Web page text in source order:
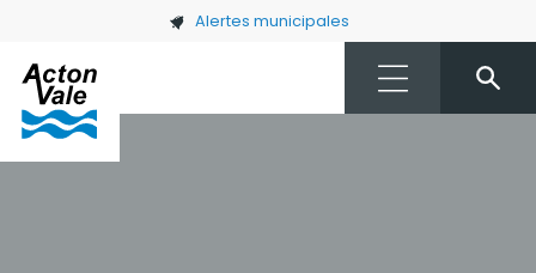
Skip to main content Alertes municipales